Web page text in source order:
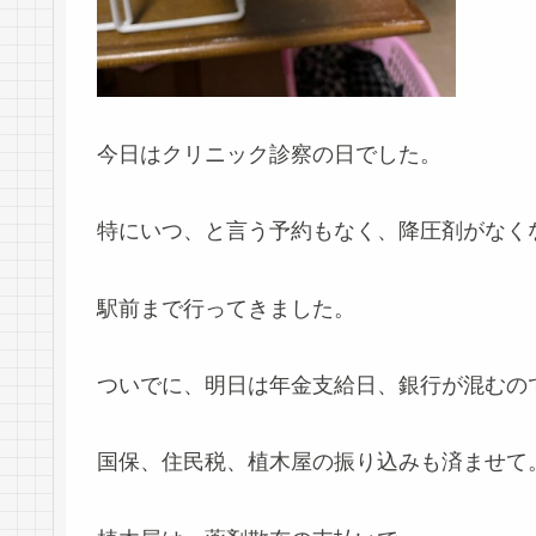
今日はクリニック診察の日でした。
特にいつ、と言う予約もなく、降圧剤がなく
駅前まで行ってきました。
ついでに、明日は年金支給日、銀行が混むの
国保、住民税、植木屋の振り込みも済ませて。